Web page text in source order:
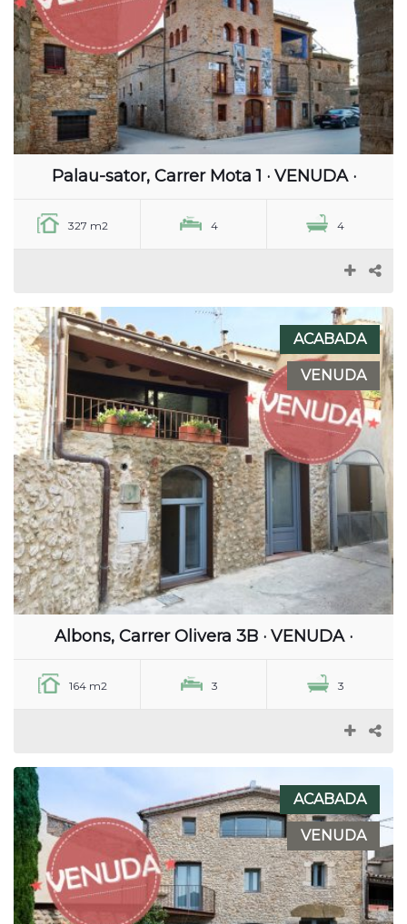
Palau-sator, Carrer Mota 1 · VENUDA ·
327 m2 4 4
ACABADA
VENUDA
Albons, Carrer Olivera 3B · VENUDA ·
164 m2 3 3
ACABADA
VENUDA